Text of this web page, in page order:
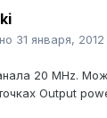
31 января, 2012
20 MHz.
Output